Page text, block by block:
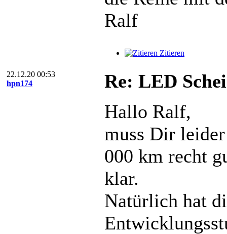
Ralf
Zitieren
22.12.20 00:53
hpn174
Re: LED
Hallo Ralf,
muss Dir
000 km recht
klar.
Natürlich hat